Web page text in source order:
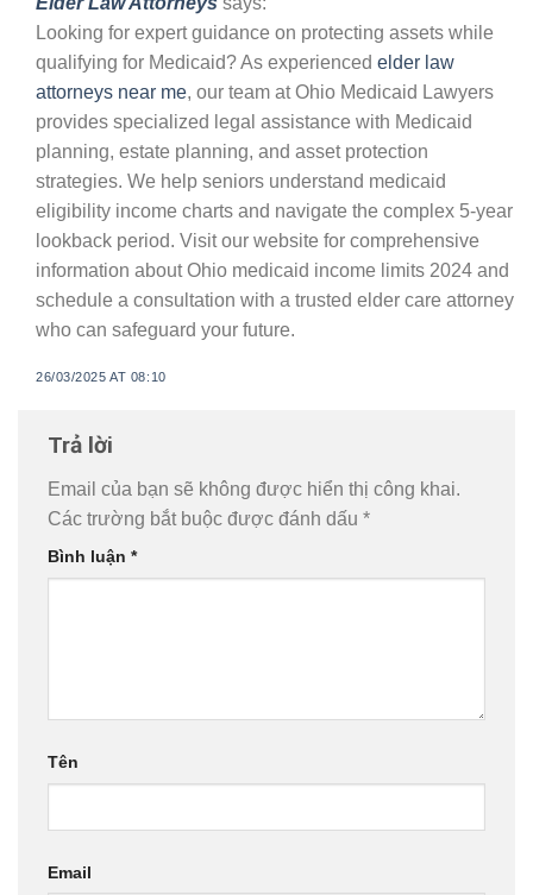
Looking for expert guidance on protecting assets while
qualifying for Medicaid? As experienced elder law
attorneys near me, our team at Ohio Medicaid Lawyers
provides specialized legal assistance with Medicaid
planning, estate planning, and asset protection
strategies. We help seniors understand medicaid
eligibility income charts and navigate the complex 5-year
lookback period. Visit our website for comprehensive
information about Ohio medicaid income limits 2024 and
schedule a consultation with a trusted elder care attorney
who can safeguard your future.
26/03/2025 AT 08:10
Trả lời
Email của bạn sẽ không được hiển thị công khai.
Các trường bắt buộc được đánh dấu *
Bình luận *
Tên
Email